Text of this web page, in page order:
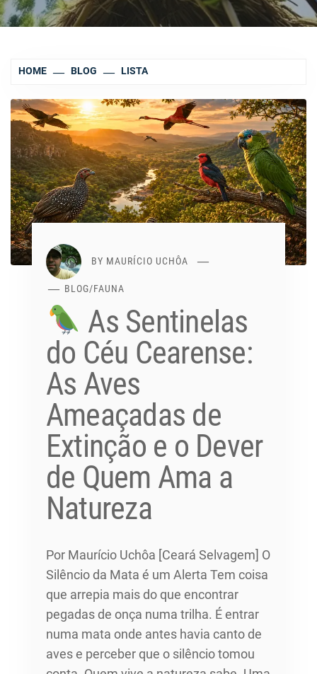
HOME BLOG LISTA
BY MAURÍCIO UCHÔA
BLOG/FAUNA
As Sentinelas
do Céu Cearense:
As Aves
Ameaçadas de
Extinção e o Dever
de Quem Ama a
Natureza
Por Maurício Uchôa [Ceará Selvagem] O
Silêncio da Mata é um Alerta Tem coisa
que arrepia mais do que encontrar
pegadas de onça numa trilha. É entrar
numa mata onde antes havia canto de
aves e perceber que o silêncio tomou